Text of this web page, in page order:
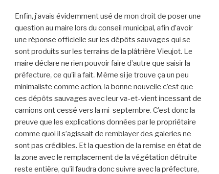
Enfin, j’avais évidemment usé de mon droit de poser une
question au maire lors du conseil municipal, afin d’avoir
une réponse officielle sur les dépôts sauvages qui se
sont produits sur les terrains de la plâtrière Vieujot. Le
maire déclare ne rien pouvoir faire d’autre que saisir la
préfecture, ce qu’il a fait. Même si je trouve ça un peu
minimaliste comme action, la bonne nouvelle c’est que
ces dépôts sauvages avec leur va-et-vient incessant de
camions ont cessé vers la mi-septembre. C’est donc la
preuve que les explications données par le propriétaire
comme quoi il s’agissait de remblayer des galeries ne
sont pas crédibles. Et la question de la remise en état de
la zone avec le remplacement de la végétation détruite
reste entière, qu’il faudra donc suivre avec la préfecture,